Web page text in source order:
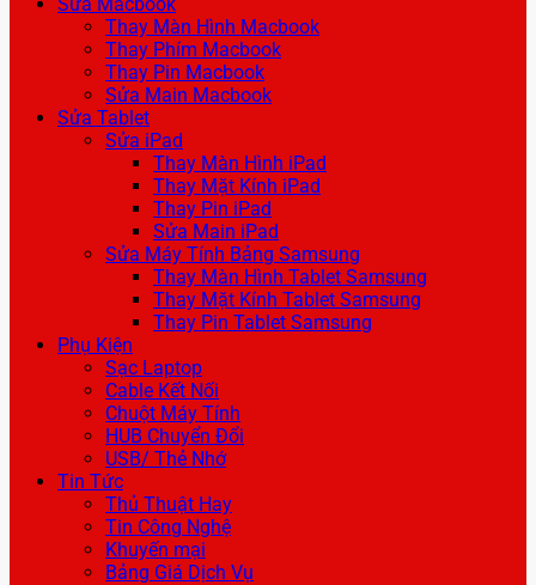
Thay Màn Hình Macbook
Thay Phím Macbook
Thay Pin Macbook
Sửa Main Macbook
Sửa Tablet
Sửa iPad
Thay Màn Hình iPad
Thay Mặt Kính iPad
Thay Pin iPad
Sửa Main iPad
Sửa Máy Tính Bảng Samsung
Thay Màn Hình Tablet Samsung
Thay Mặt Kính Tablet Samsung
Thay Pin Tablet Samsung
Phụ Kiện
Sạc Laptop
Cable Kết Nối
Chuột Máy Tính
HUB Chuyển Đổi
USB/ Thẻ Nhớ
Tin Tức
Thủ Thuật Hay
Tin Công Nghệ
Khuyến mại
Bảng Giá Dịch Vụ